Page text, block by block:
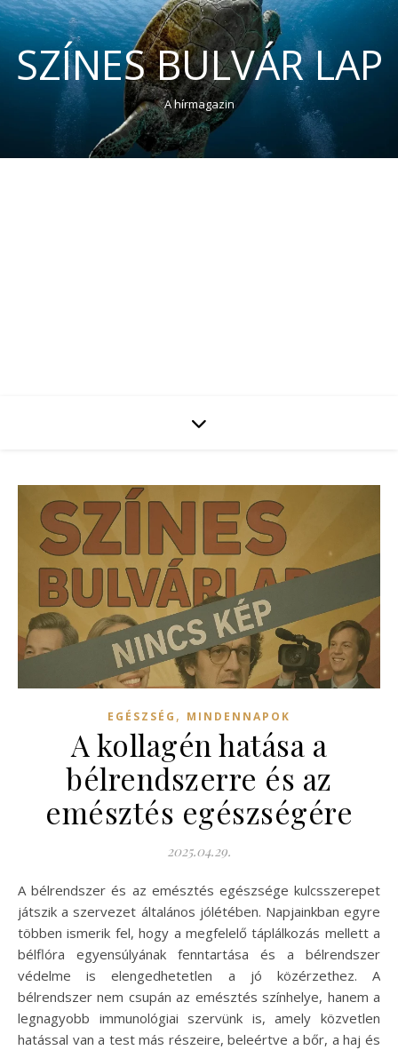
SZÍNES BULVÁR LAP
A hírmagazin
EGÉSZSÉG , MINDENNAPOK
A kollagén hatása a
bélrendszerre és az
emésztés egészségére
2025.04.29.
A bélrendszer és az emésztés egészsége kulcsszerepet
játszik a szervezet általános jólétében. Napjainkban egyre
többen ismerik fel, hogy a megfelelő táplálkozás mellett a
bélflóra egyensúlyának fenntartása és a bélrendszer
védelme is elengedhetetlen a jó közérzethez. A
bélrendszer nem csupán az emésztés színhelye, hanem a
legnagyobb immunológiai szervünk is, amely közvetlen
hatással van a test más részeire, beleértve a bőr, a haj és